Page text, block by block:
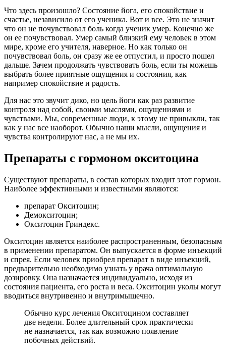
Что здесь произошло? Состояние йога, его спокойствие и
счастье, независило от его ученика. Вот и все. Это не значит
что он не почувствовал боль когда ученик умер. Конечно же
он ее почувствовал. Умер самый близкий ему человек в этом
мире, кроме его учителя, наверное. Но как только он
почувствовал боль, он сразу же ее отпустил, и просто пошел
дальше. Зачем продолжать чувствовать боль, если ты можешь
выбрать более приятные ощущения и состояния, как
например спокойствие и радость.
Для нас это звучит дико, но цель йоги как раз развитие
контроля над собой, своими мыслями, ощущениями и
чувствами. Мы, современные люди, к этому не привыкли, так
как у нас все наоборот. Обычно наши мысли, ощущения и
чувства контролируют нас, а не мы их.
Препараты с гормоном окситоцина
Существуют препараты, в состав которых входит этот гормон.
Наиболее эффективными и известными являются:
препарат Окситоцин;
Демокситоцин;
Окситоцин Гриндекс.
Окситоцин является наиболее распространенным, безопасным
в применении препаратом. Он выпускается в форме инъекций
и спрея. Если человек приобрел препарат в виде инъекций,
предварительно необходимо узнать у врача оптимальную
дозировку. Она назначается индивидуально, исходя из
состояния пациента, его роста и веса. Окситоцин уколы могут
вводиться внутривенно и внутримышечно.
Обычно курс лечения Окситоцином составляет
две недели. Более длительный срок практически
не назначается, так как возможно появление
побочных действий.